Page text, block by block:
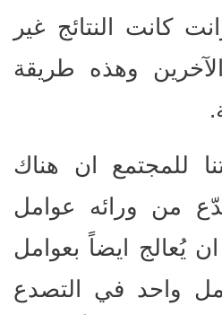
كانت النتائج غير
وهذه طريقة
للمجتمع ان هناك
من ورائه عوامل
يُعالج ايضاً بعوامل
واحد في التصدع